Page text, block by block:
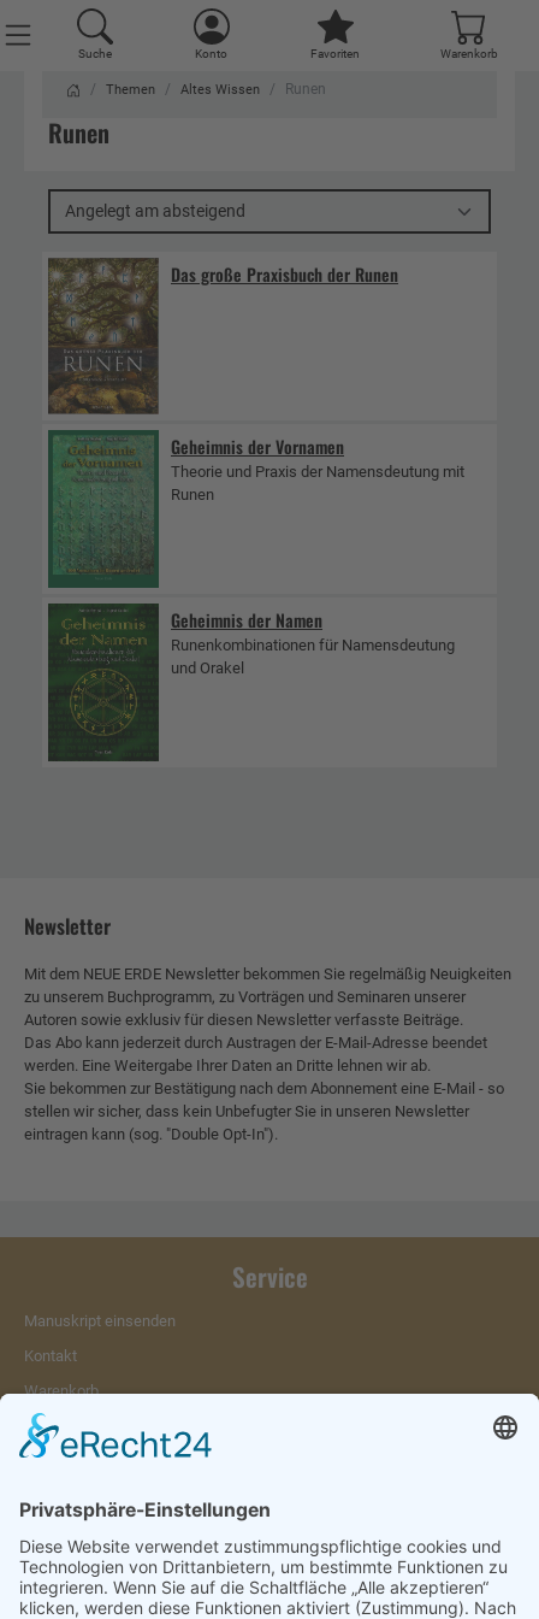
Suche Konto Favoriten Warenkorb
Themen Altes Wissen Runen
Runen
Angelegt am absteigend
Das große Praxisbuch der Runen
Geheimnis der Vornamen
Theorie und Praxis der Namensdeutung mit
Runen
Geheimnis der Namen
Runenkombinationen für Namensdeutung
und Orakel
Newsletter
Mit dem NEUE ERDE Newsletter bekommen Sie regelmäßig Neuigkeiten
zu unserem Buchprogramm, zu Vorträgen und Seminaren unserer
Autoren sowie exklusiv für diesen Newsletter verfasste Beiträge.
Das Abo kann jederzeit durch Austragen der E-Mail-Adresse beendet
werden. Eine Weitergabe Ihrer Daten an Dritte lehnen wir ab.
Sie bekommen zur Bestätigung nach dem Abonnement eine E-Mail - so
stellen wir sicher, dass kein Unbefugter Sie in unseren Newsletter
eintragen kann (sog. "Double Opt-In").
Service
Manuskript einsenden
Kontakt
Warenkorb
Konto
Merkzettel
Vertrag widerrufen